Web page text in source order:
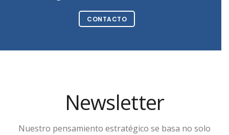
CONTACTO
Newsletter
Nuestro pensamiento estratégico se basa no solo